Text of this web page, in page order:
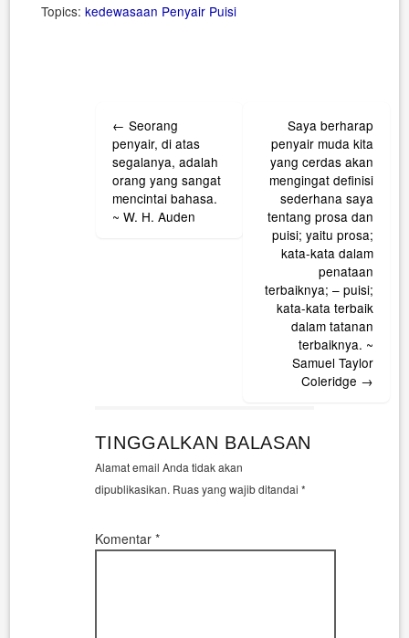
Topics: kedewasaan Penyair Puisi
navigation
← Seorang
penyair, di atas
segalanya, adalah
orang yang sangat
mencintai bahasa.
~ W. H. Auden
Saya berharap
penyair muda kita
yang cerdas akan
mengingat definisi
sederhana saya
tentang prosa dan
puisi; yaitu prosa;
kata-kata dalam
penataan
terbaiknya; – puisi;
kata-kata terbaik
dalam tatanan
terbaiknya. ~
Samuel Taylor
Coleridge →
TINGGALKAN BALASAN
Alamat email Anda tidak akan
dipublikasikan. Ruas yang wajib ditandai*
Komentar*